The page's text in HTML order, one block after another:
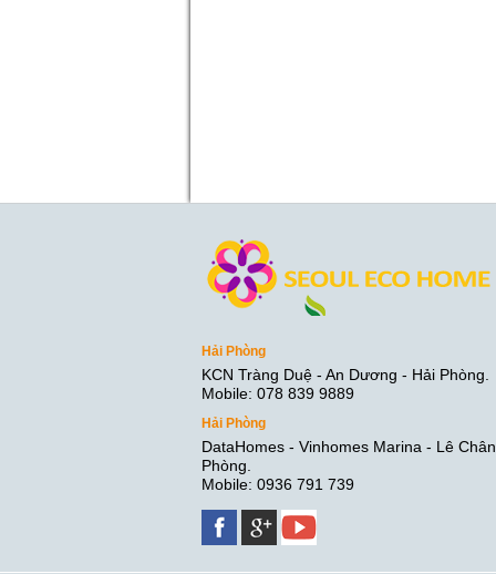
Hải Phòng
KCN Tràng Duệ - An Dương - Hải Phòng.
Mobile: 078 839 9889
Hải Phòng
DataHomes - Vinhomes Marina - Lê
Phòng.
Mobile: 0936 791 739